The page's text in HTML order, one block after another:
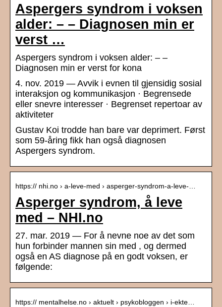
Aspergers syndrom i voksen
alder: – – Diagnosen min er
verst …
Aspergers syndrom i voksen alder: – –
Diagnosen min er verst for kona
4. nov. 2019 — Avvik i evnen til gjensidig sosial
interaksjon og kommunikasjon · Begrensede
eller snevre interesser · Begrenset repertoar av
aktiviteter
Gustav Koi trodde han bare var deprimert. Først
som 59-åring fikk han også diagnosen
Aspergers syndrom.
https:// nhi.no › a-leve-med › asperger-syndrom-a-leve-…
Asperger syndrom, å leve
med – NHI.no
27. mar. 2019 — For å nevne noe av det som
hun forbinder mannen sin med , og dermed
også en AS diagnose på en godt voksen, er
følgende:
https:// mentalhelse.no › aktuelt › psykobloggen › i-ekte…